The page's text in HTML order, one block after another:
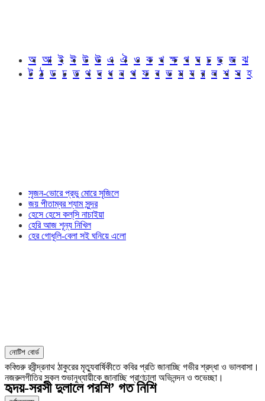
অ আ ই ঈ উ ঊ এ ঐ ও ক খ ক্ষ গ ঘ চ ছ জ ঝ
ট ঠ ড ঢ ত থ দ ধ ন প ফ ব ভ ম য র ল শ স হ
সৃজন-ভোরে প্রভু মোরে সৃজিলে
জয় পীতাম্বর শ্যাম সুন্দর
হেসে হেসে কল্‌সি নাচাইয়া
হেরি আজ শূন্য নিখিল
হের গোধূলি-বেলা সই ঘনিয়ে এলো
নোটিশ বোর্ড
কবিগুরু রবীন্দ্রনাথ ঠাকুরের মৃত্যুবার্ষিকীতে কবির প্রতি জানাচ্ছি গভীর শ্রদ্ধা ও ভালবাসা।
নজরুলগীতির সকল শুভানুধ্যায়ীকে জানাচ্ছি প্রাণঢালা অভিনন্দন ও শুভেচ্ছা।
হৃদয়-সরসী দুলালে পরশি’ গত নিশি